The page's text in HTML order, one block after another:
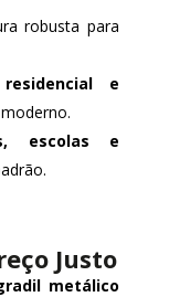
robusta para
e
escolas e
Justo
metálico